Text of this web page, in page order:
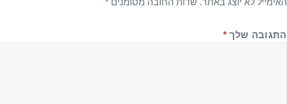
האימייל לא יוצג באתר. שדות החובה מסומנים*
התגובה שלך *